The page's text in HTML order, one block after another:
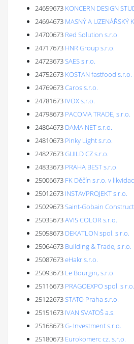
24659673 KONCERN DESIGN
24694673 MASNÝ A UZENÁŘSKÝ
24700673 Red Solution s.r.o.
24717673 HNR Group s.r.o.
24723673SAES s.r.o.
24752673 KOSTAN fastfood s.r.o.
24769673Caros s.r.o.
24781673 IVOX s.r.o.
24798673 PACOMA TRADE, s.r.o.
24804673 DAMA NET s.r.o.
24810673 Pinky Light s.r.o.
24827673GUILD CZ s.r.o.
24833673 PRAHA BEST s.r.o.
25006673 FK Děčín s.r.o. v
25012673 INSTAVPROJEKT s.r.o.
25029673Saint-Gobain
25035673AVIS COLOR s.r.o.
25058673 DEKATLON spol. s r.o.
25064673 Building & Trade, s.r.o.
25087673eHakr s.r.o.
25093673 Le Bourgin, s.r.o.
25116673 PRAGOEXPO spol. s r.o.
25122673STATO Praha s.r.o.
25151673 IVAN SVATOŠ a.s.
25168673G- Investment s.r.o.
25180673 Eurokomerc cz. s.r.o.